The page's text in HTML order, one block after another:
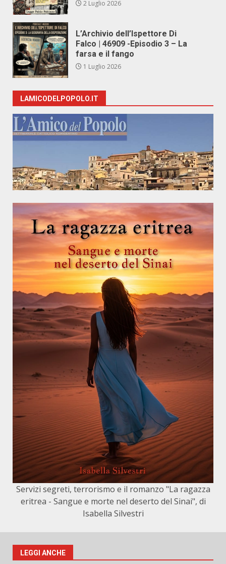
2 Luglio 2026
L’Archivio dell’Ispettore Di
Falco | 46909 -Episodio 3 – La
farsa e il fango
1 Luglio 2026
LAMICODELPOPOLO.IT
Servizi segreti, terrorismo e il romanzo "La ragazza
eritrea - Sangue e morte nel deserto del Sinai", di
Isabella Silvestri
LEGGI ANCHE